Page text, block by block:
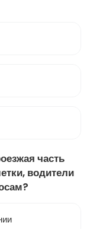
часть
водители